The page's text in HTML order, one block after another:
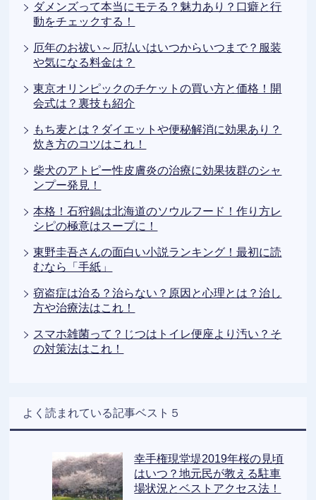
ダメンズって本当にモテる？魅力あり？口癖と行
動をチェックする！
厄年のお祓い～厄払いはいつからいつまで？服装
や気になる料金は？
東京オリンピックのチケットの買い方と価格！開
会式は？裏技も紹介
もち麦とは？ダイエットや便秘解消に効果あり？
炊き方のコツはこれ！
柴犬のアトピー性皮膚炎の治療に効果抜群のシャ
ンプー発見！
本格！石狩鍋は北海道のソウルフード！作り方レ
シピの極意はスープに！
東野圭吾さんの面白い小説ランキング！最初に読
むなら「手紙」
窃盗症は治る？治らない？原因と心理とは？治し
方や治療法はこれ！
スマホ雑菌って？じつはトイレ便座より汚い？そ
の対策法はこれ！
よく読まれている記事ベスト５
幸手権現堂堤2019年桜の見頃
はいつ？地元民が教える駐車
場状況とベストアクセス法！